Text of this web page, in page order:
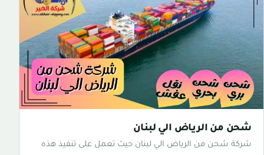
شحن من الرياض الي لبنان
شركة شحن من الرياض الي لبنان حيث تعمل على تنفيذ هذه